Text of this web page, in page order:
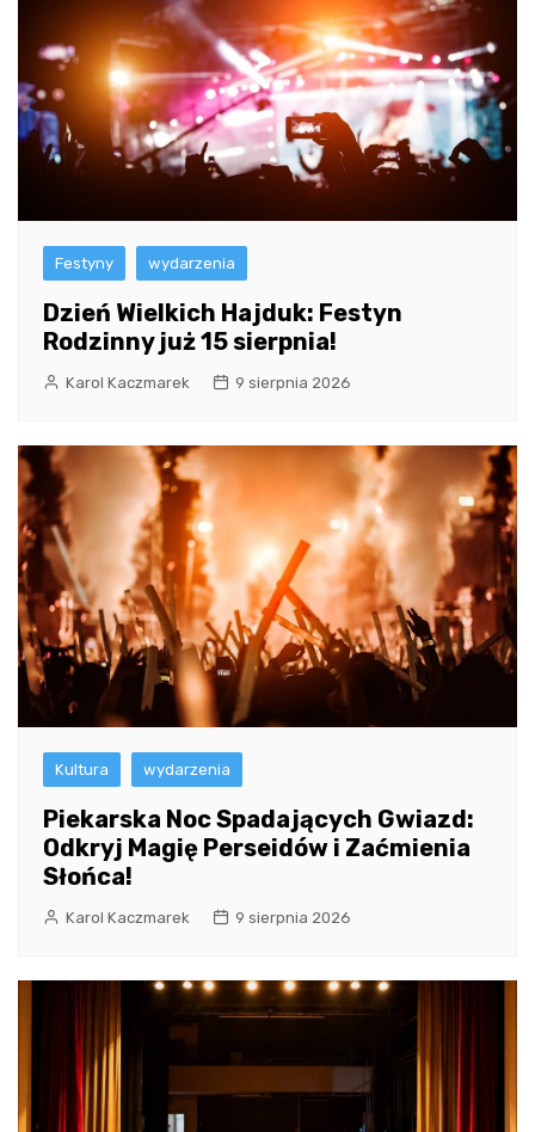
Festyny wydarzenia
Dzień Wielkich Hajduk: Festyn
Rodzinny już 15 sierpnia!
Karol Kaczmarek 9 sierpnia 2026
Kultura wydarzenia
Piekarska Noc Spadających Gwiazd:
Odkryj Magię Perseidów i Zaćmienia
Słońca!
Karol Kaczmarek 9 sierpnia 2026